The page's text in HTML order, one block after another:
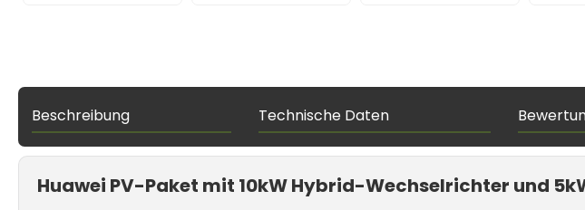
Beschreibung Technische Daten
Huawei PV-Paket mit 10kW Hybrid-Wechselrichter und